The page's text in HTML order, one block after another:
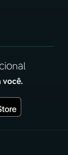
você.
aba)